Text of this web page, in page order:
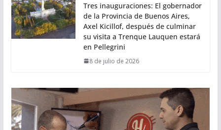
Tres inauguraciones: El gobernador
de la Provincia de Buenos Aires,
Axel Kicillof, después de culminar
su visita a Trenque Lauquen estará
en Pellegrini
8 de julio de 2026